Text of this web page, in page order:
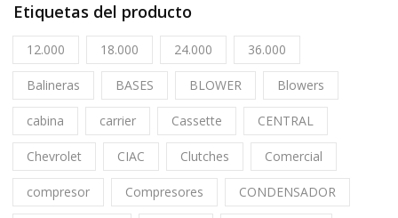
Etiquetas del producto
12.000 18.000 24.000 36.000
Balineras BASES BLOWER Blowers
cabina carrier Cassette CENTRAL
Chevrolet CIAC Clutches Comercial
compresor Compresores CONDENSADOR